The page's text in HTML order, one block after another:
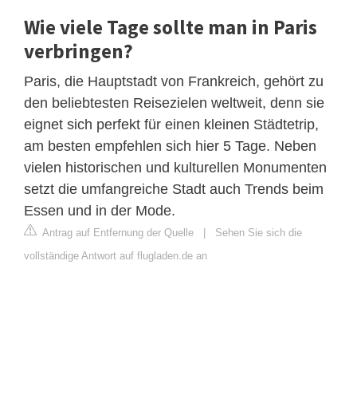
Wie viele Tage sollte man in Paris
verbringen?
Paris, die Hauptstadt von Frankreich, gehört zu
den beliebtesten Reisezielen weltweit, denn sie
eignet sich perfekt für einen kleinen Städtetrip,
am besten empfehlen sich hier 5 Tage. Neben
vielen historischen und kulturellen Monumenten
setzt die umfangreiche Stadt auch Trends beim
Essen und in der Mode.
Antrag auf Entfernung der Quelle | Sehen Sie sich die
vollständige Antwort auf flugladen.de an